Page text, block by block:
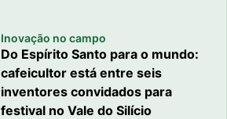
Inovação no campo
Do Espírito Santo para o mundo:
cafeicultor está entre seis
inventores convidados para
festival no Vale do Silício